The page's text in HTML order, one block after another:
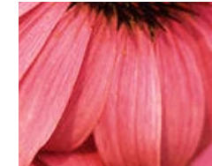
Vitamine/Spurenelemente
Psychlogie Frauen